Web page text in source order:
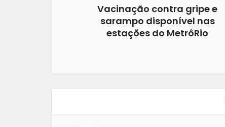
Vacinação contra gripe e
sarampo disponível nas
estações do MetrôRio